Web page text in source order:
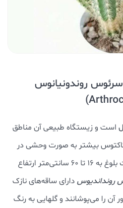
۹٫ آرتروسرئوس روندونیانوس
است و زیستگاه طبیعی آن مناطق
بیشتر به صورت وحشی در
طبیعت رشد می‌کند و در حالت بلوغ به ۱۶ تا ۶۰ سانتی‌متر ارتفاع
رونداندیوس دارای ساقه‌های نازک
آن را می‌پوشانند و گلهایی به رنگ